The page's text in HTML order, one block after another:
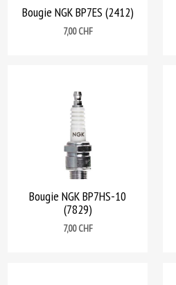
Bougie NGK BP7ES (2412)
Prix
7,00 CHF
Bougie NGK BP7HS-10
(7829)
Prix
7,00 CHF